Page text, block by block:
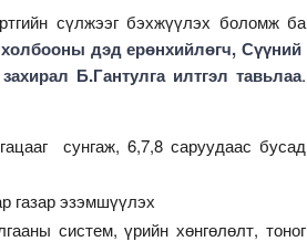
сүлжээг бэхжүүлэх боломж ба
дэд ерөнхийлөгч, Сүүний
Б.Гантулга илтгэл тавьлаа.
сунгаж, 6,7,8 саруудаас бусад
газар эзэмшүүлэх
систем, үрийн хөнгөлөлт, тоног